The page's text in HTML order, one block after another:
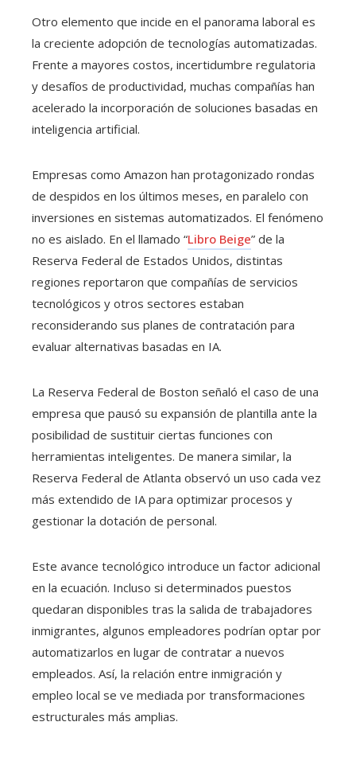
Otro elemento que incide en el panorama laboral es
la creciente adopción de tecnologías automatizadas.
Frente a mayores costos, incertidumbre regulatoria
y desafíos de productividad, muchas compañías han
acelerado la incorporación de soluciones basadas en
inteligencia artificial.
Empresas como Amazon han protagonizado rondas
de despidos en los últimos meses, en paralelo con
inversiones en sistemas automatizados. El fenómeno
no es aislado. En el llamado “Libro Beige” de la
Reserva Federal de Estados Unidos, distintas
regiones reportaron que compañías de servicios
tecnológicos y otros sectores estaban
reconsiderando sus planes de contratación para
evaluar alternativas basadas en IA.
La Reserva Federal de Boston señaló el caso de una
empresa que pausó su expansión de plantilla ante la
posibilidad de sustituir ciertas funciones con
herramientas inteligentes. De manera similar, la
Reserva Federal de Atlanta observó un uso cada vez
más extendido de IA para optimizar procesos y
gestionar la dotación de personal.
Este avance tecnológico introduce un factor adicional
en la ecuación. Incluso si determinados puestos
quedaran disponibles tras la salida de trabajadores
inmigrantes, algunos empleadores podrían optar por
automatizarlos en lugar de contratar a nuevos
empleados. Así, la relación entre inmigración y
empleo local se ve mediada por transformaciones
estructurales más amplias.